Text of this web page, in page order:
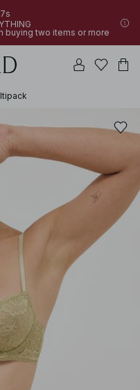
buying two items or more